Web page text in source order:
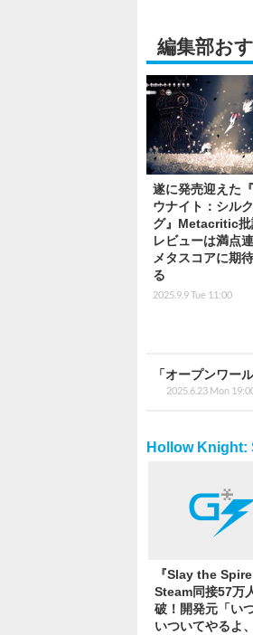
編集部お
遂に発売迎えた
ウナイト：シル
グ』Metacritic批
レビューは満点
メタスコアに期
る
2025.9.9 Tue 11:00
「オープンワー
2025.6.23 Mon
Hollow Knight:
『Slay the Spire
Steam同接57万
破！開発元「い
いついてやるよ